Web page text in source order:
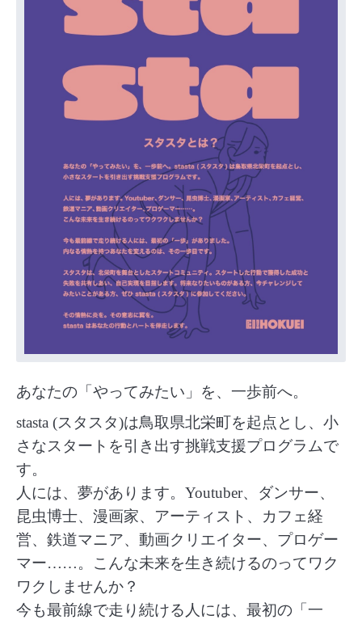
あなたの「やってみたい」を、一歩前へ。
stasta (スタスタ)は鳥取県北栄町を起点とし、小
さなスタートを引き出す挑戦支援プログラムで
す。
人には、夢があります。Youtuber、ダンサー、
昆虫博士、漫画家、アーティスト、カフェ経
営、鉄道マニア、動画クリエイター、プロゲー
マー……。こんな未来を生き続けるのってワク
ワクしませんか？
今も最前線で走り続ける人には、最初の「一